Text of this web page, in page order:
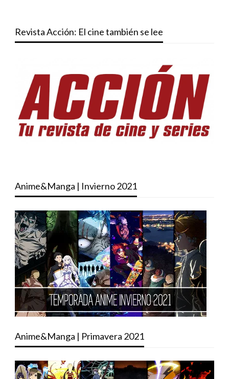
Revista Acción: El cine también se lee
Anime&Manga | Invierno 2021
Anime&Manga | Primavera 2021